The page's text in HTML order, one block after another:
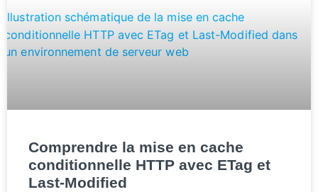
Comprendre la mise en cache
conditionnelle HTTP avec ETag et
Last-Modified